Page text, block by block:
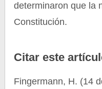
determinaron que la
Constitución.
Citar este
Fingermann, H. (14